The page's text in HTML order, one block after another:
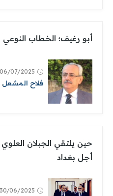
أبو رغيف؛ الخطاب
06/07/2025
فلاح المشعل
حين يلتقي الجبلان
أجل بغداد
30/06/2025